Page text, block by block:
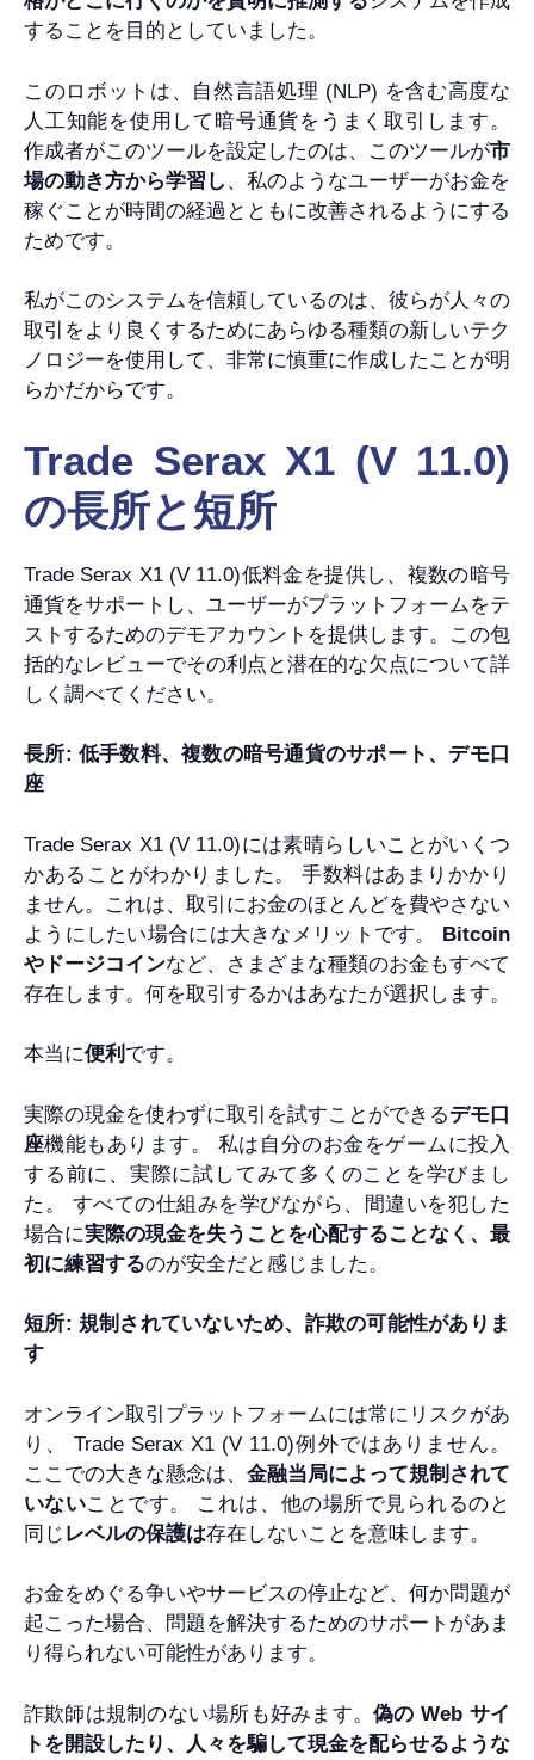
することを目的としていました。
このロボットは、自然言語処理 (NLP) を含む高度な
人工知能を使用して暗号通貨をうまく取引します。
作成者がこのツールを設定したのは、このツールが市
場の動き方から学習し 、私のようなユーザーがお金を
稼ぐことが時間の経過とともに改善されるようにする
ためです。
私がこのシステムを信頼しているのは、彼らが人々の
取引をより良くするためにあらゆる種類の新しいテク
ノロジーを使用して、非常に慎重に作成したことが明
らかだからです。
Trade Serax X1 (V 11.0)
の長所と短所
Trade Serax X1 (V 11.0)低料金を提供し、複数の暗号
通貨をサポートし、ユーザーがプラットフォームをテ
ストするためのデモアカウントを提供します。この包
括的なレビューでその利点と潜在的な欠点について詳
しく調べてください。
長所: 低手数料、複数の暗号通貨のサポート、デモ口
座
Trade Serax X1 (V 11.0)には素晴らしいことがいくつ
かあることがわかりました。 手数料はあまりかかり
ません。これは、取引にお金のほとんどを費やさない
ようにしたい場合には大きなメリットです。 Bitcoin
やドージコインなど、さまざまな種類のお金もすべて
存在します。何を取引するかはあなたが選択します。
本当に便利 です。
実際の現金を使わずに取引を試すことができるデモ口
座機能もあります。 私は自分のお金をゲームに投入
する前に、実際に試してみて多くのことを学びまし
た。 すべての仕組みを学びながら、間違いを犯した
場合に実際の現金を失うことを心配することなく、 最
初に練習するのが安全だと感じました。
短所: 規制されていないため、詐欺の可能性がありま
す
オンライン取引プラットフォームには常にリスクがあ
り、 Trade Serax X1 (V 11.0)例外ではありません。
ここでの大きな懸念は、 金融当局によって規制されて
いないことです。 これは、他の場所で見られるのと
同じ レベルの保護は存在しないことを意味します。
お金をめぐる争いやサービスの停止など、何か問題が
起こった場合、問題を解決するためのサポートがあま
り得られない可能性があります。
詐欺師は規制のない場所も好みます。 偽の Web サイ
トを開設したり、人々を騙して現金を配らせるような